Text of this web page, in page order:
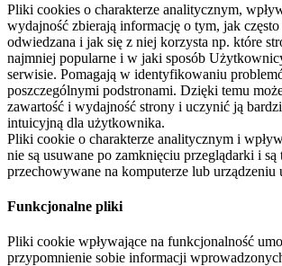
Pliki cookies o charakterze analitycznym,
wydajność zbierają informację o tym, jak często
odwiedzana i jak się z niej korzysta np. które
najmniej popularne i w jaki sposób
serwisie. Pomagają w identyfikowaniu
poszczególnymi podstronami. Dzięki temu
zawartość i wydajność strony i uczynić ją
intuicyjną dla użytkownika.
Pliki cookie o charakterze analitycznym i
nie są usuwane po zamknięciu przeglądarki i są
przechowywane na komputerze lub
Funkcjonalne pliki
Pliki cookie wpływające na funkcjonalność
przypomnienie sobie informacji